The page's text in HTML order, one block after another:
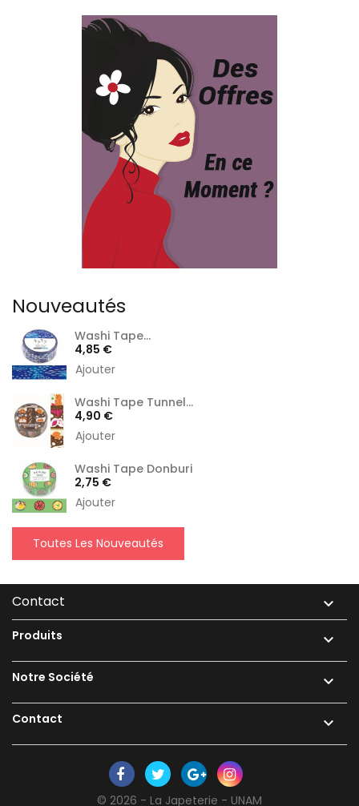
Nouveautés
Washi Tape...
Prix
4,85 €
Ajouter
Washi Tape Tunnel...
Prix
4,90 €
Ajouter
Washi Tape Donburi
Prix
2,75 €
Ajouter
Toutes Les Nouveautés
Contact 
Produits 
Notre Société 
Contact 
© 2026 - La Japeterie - UNAM